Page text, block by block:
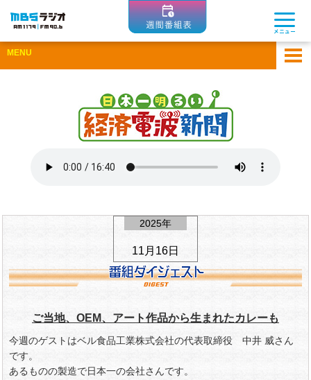
MBSラジオ 1179|FM90.6 メニュー
MENU
ゲスト企業一覧
ひとまちコラム
Spotifyで聴く 2025年
11月16日
ご当地、OEM、アート作品から生まれたカレーも
今週のゲストはベル食品工業株式会社の代表取締役 中井 威さん
です。
あるものの製造で日本一の会社さんです。